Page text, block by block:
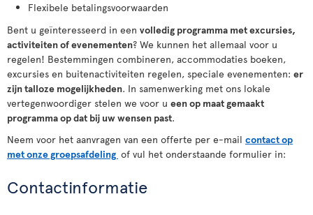
Flexibele betalingsvoorwaarden
Bent u geïnteresseerd in een volledig programma met excursies,
activiteitenofevenementen? We kunnen het allemaal voor u
regelen! Bestemmingen combineren, accommodaties boeken,
excursies en buitenactiviteiten regelen, speciale evenementen: er
zijn talloze mogelijkheden. In samenwerking met ons lokale
vertegenwoordiger stelen we voor u een op maat gemaakt
programma op dat bij uw wensen past.
Neem voor het aanvragen van een offerte per e-mail contact op
met onze groepsafdeling of vul het onderstaande formulier in:
Contactinformatie